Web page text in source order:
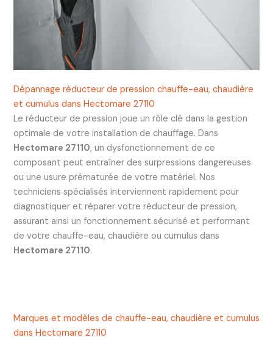
Dépannage réducteur de pression chauffe-eau, chaudière
et cumulus dans Hectomare 27110
Le réducteur de pression joue un rôle clé dans la gestion
optimale de votre installation de chauffage. Dans
Hectomare 27110, un dysfonctionnement de ce
composant peut entraîner des surpressions dangereuses
ou une usure prématurée de votre matériel. Nos
techniciens spécialisés interviennent rapidement pour
diagnostiquer et réparer votre réducteur de pression,
assurant ainsi un fonctionnement sécurisé et performant
de votre chauffe-eau, chaudière ou cumulus dans
Hectomare 27110.
Marques et modèles de chauffe-eau, chaudière et cumulus
dans Hectomare 27110